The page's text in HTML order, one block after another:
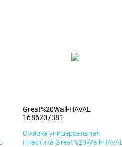
Great%20Wall-HAVAL
1686207381
Смазка универсальная
пластика Great%20Wall-HAVAL